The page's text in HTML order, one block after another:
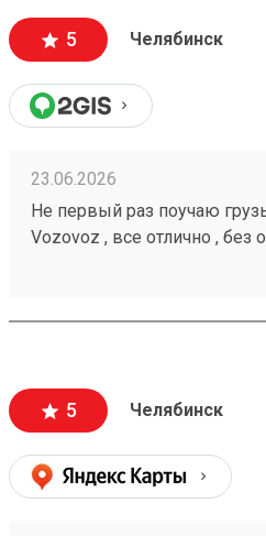
5 Челябинск
23.06.2026
Не первый раз поучаю
Vozovoz , все отлично , без
5 Челябинск